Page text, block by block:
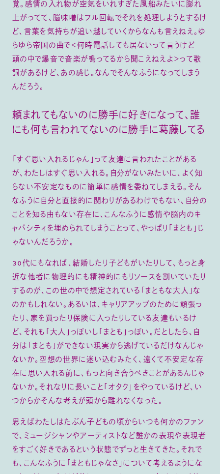
覚。感情の入れ物が空気をいれすぎた風船みたいに膨れ
上がってて、脳味噌はフル回転でそれを処理しようとするけ
ど、言葉を気持ちが追い越していくからなんも言えねえ。ゆ
らゆら帝国の曲で＜何時電話しても居ないって言うけど
頭の中で爆音で音楽が鳴ってるから聞こえねえよ＞って歌
詞があるけど、あの感じ。なんでそんなふうになってしまう
んだろう。
頼まれてもないのに勝手に好きになって、誰
にも何も言われてないのに勝手に葛藤してる
「すぐ思い入れるじゃん」って友達に言われたことがある
が、わたしはすぐ思い入れる。自分がないみたいに、よく知
らない不安定なものに簡単に感情を委ねてしまえる。そん
なふうに自分と直接的に関わりがあるわけでもない、自分の
ことを知る由もない存在に、こんなふうに感情や脳内のキ
ャパシティを埋められてしまうことって、やっぱり「まとも」じ
ゃないんだろうか。
30代にもなれば、結婚したり子どもがいたりして、もっと身
近な他者に物理的にも精神的にもリソースを割いていたり
するのが、この世の中で想定されている「まともな大人」な
のかもしれない。あるいは、キャリアアップのために頑張っ
たり、家を買ったり保険に入ったりしている友達もいるけ
ど、それも「大人」っぽいし「まとも」っぽい。だとしたら、自
分は「まとも」ができない現実から逃げているだけなんじゃ
ないか。空想の世界に迷い込むみたく、遠くて不安定な存
在に思い入れる前に、もっと向き合うべきことがあるんじゃ
ないか。それなりに長いこと「オタク」をやっているけど、い
つからかそんな考えが頭から離れなくなった。
思えばわたしはたぶん子どもの頃からいつも何かのファン
で、ミュージシャンやアーティストなど誰かの表現や表現者
をすごく好きであるという状態でずっと生きてきた。それで
も、こんなふうに「まともじゃなさ」について考えるようにな